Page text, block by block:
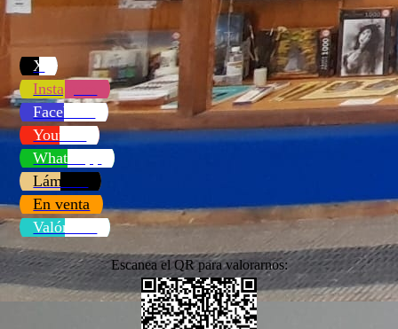
X
Instagram
Facebook
Youtube
WhatsApp
Láminas
En venta
Valóranos
Escanea el QR para valorarnos: